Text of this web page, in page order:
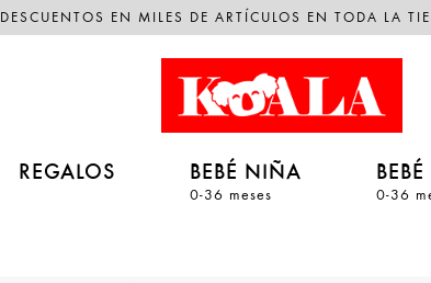
DESCUENTOS EN MILES DE ARTÍCULOS EN TODA LA
REGALOS BEBÉ NIÑA
0-36 meses 0-36